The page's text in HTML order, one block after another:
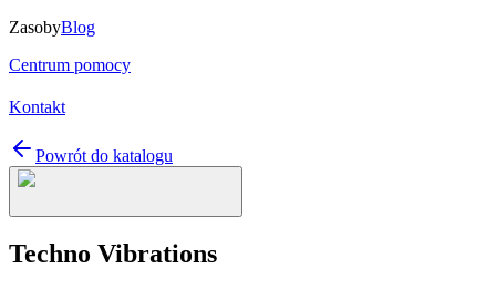
ZasobyBlog
Centrum pomocy
Kontakt
Powrót do katalogu
Techno Vibrations